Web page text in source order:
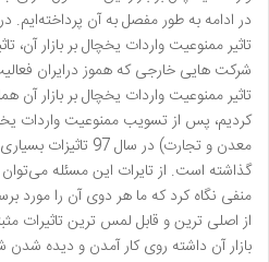
در ادامه به طور مفصل به آن پرداخته‌ایم.
تاثیر ممنوعیت واردات یخچال بر بازار آن،
شرکت هایی خارجی که هموز درایران
تاثیر ممنوعیت واردات یخچال بر بازار آن
کردیم، پس از تسویب ممنوعیت واردات
معدن و تجارت) در سال
گذاشته است. از تایرات این مسئله
منفی نگاه کرد که ما هر دوی آن را مورد
از اصلی ترین و قابل لمس ترین تاثیرات
بازار آن داشته روی کار آمدن و دیده